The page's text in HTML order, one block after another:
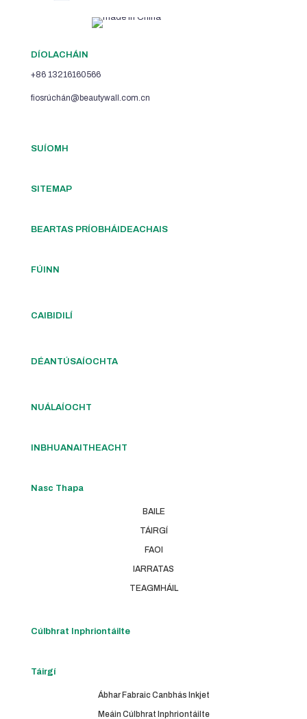
DÍOLACHÁIN
+86 13216160566
fiosrúchán@beautywall.com.cn
SUÍOMH
SITEMAP
BEARTAS PRÍOBHÁIDEACHAIS
FÚINN
CAIBIDILÍ
DÉANTÚSAÍOCHTA
NUÁLAÍOCHT
INBHUANAITHEACHT
Nasc Thapa
BAILE
TÁIRGÍ
FAOI
IARRATAS
TEAGMHÁIL
Cúlbhrat Inphriontáilte
Táirgí
Ábhar Fabraic Canbhás Inkjet
Meáin Cúlbhrat Inphriontáilte